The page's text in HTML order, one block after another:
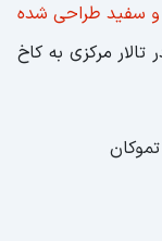
و سفید طراحی شده
بنا با ۱۰ ستون در تالار مرکزی به کاخ